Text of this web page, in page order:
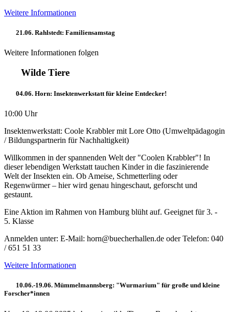
Weitere Informationen
21.06. Rahlstedt: Familiensamstag
Weitere Informationen folgen
Wilde Tiere
04.06. Horn: Insektenwerkstatt für kleine Entdecker!
10:00 Uhr
Insektenwerkstatt: Coole Krabbler mit Lore Otto (Umweltpädagogin
/ Bildungspartnerin für Nachhaltigkeit)
Willkommen in der spannenden Welt der "Coolen Krabbler"! In
dieser lebendigen Werkstatt tauchen Kinder in die faszinierende
Welt der Insekten ein. Ob Ameise, Schmetterling oder
Regenwürmer – hier wird genau hingeschaut, geforscht und
gestaunt.
Eine Aktion im Rahmen von Hamburg blüht auf. Geeignet für 3. -
5. Klasse
Anmelden unter: E-Mail: horn@buecherhallen.de oder Telefon: 040
/ 651 51 33
Weitere Informationen
10.06.-19.06. Mümmelmannsberg: "Wurmarium" für große und kleine
Forscher*innen